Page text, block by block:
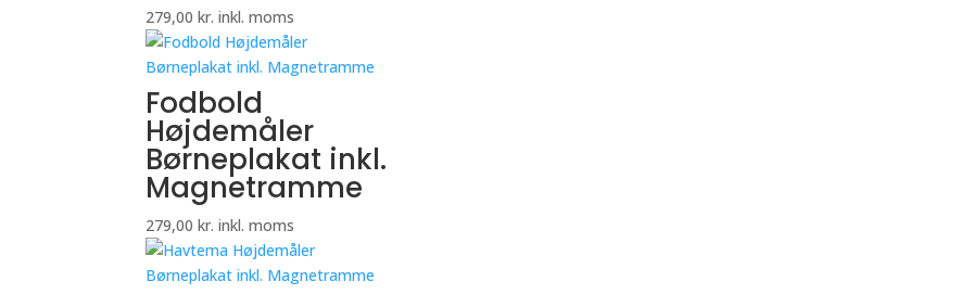
279,00kr. inkl. moms
Fodbold
Højdemåler
Børneplakat inkl.
Magnetramme
279,00kr. inkl. moms